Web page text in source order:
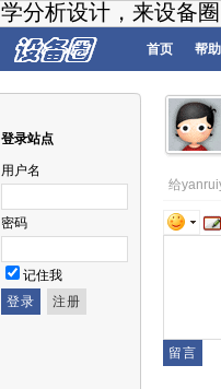
学分析设计，来设备
首页 帮助
登录站点
用户名
密码
记住我
给